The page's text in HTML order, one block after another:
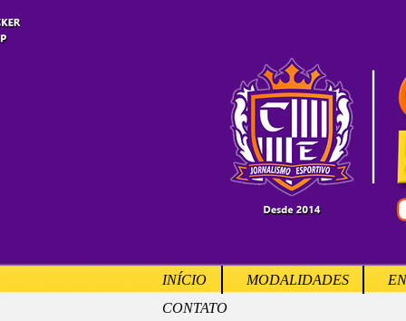
INÍCIO MODALIDADES
CONTATO